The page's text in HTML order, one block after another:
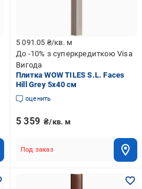
5 091.05 ₴/кв. м
До -10% з суперкредиткою Visa
Вигода
Плитка WOW TILES S.L. Faces
Hill Grey 5x40 см
оценить
5 359 ₴/кв. м
Под заказ